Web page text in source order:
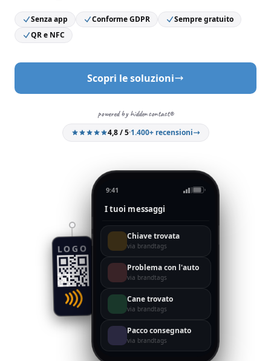
Senza app Conforme GDPR
Sempre gratuito
QR e NFC
Scopri le soluzioni
powered by hiddencontact®
4,8 / 5·1.400+ recensioni
LOGO
9:41
I tuoi messaggi
Chiave trovata
via brandtags
Problema con l'auto
via brandtags
Cane trovato
via brandtags
Pacco consegnato
via brandtags